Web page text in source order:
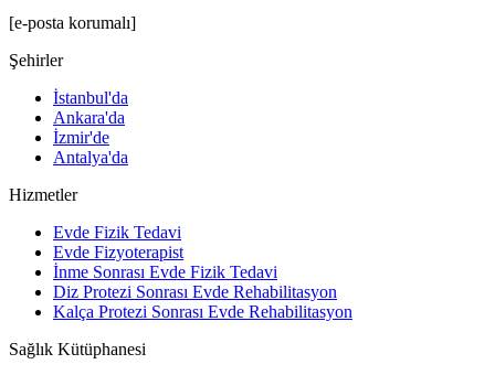
[e-posta korumalı]
Şehirler
İstanbul'da
Ankara'da
İzmir'de
Antalya'da
Hizmetler
Evde Fizik Tedavi
Evde Fizyoterapist
İnme Sonrası Evde Fizik Tedavi
Diz Protezi Sonrası Evde Rehabilitasyon
Kalça Protezi Sonrası Evde Rehabilitasyon
Sağlık Kütüphanesi